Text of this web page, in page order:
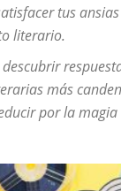
tus
literario.
más
por la